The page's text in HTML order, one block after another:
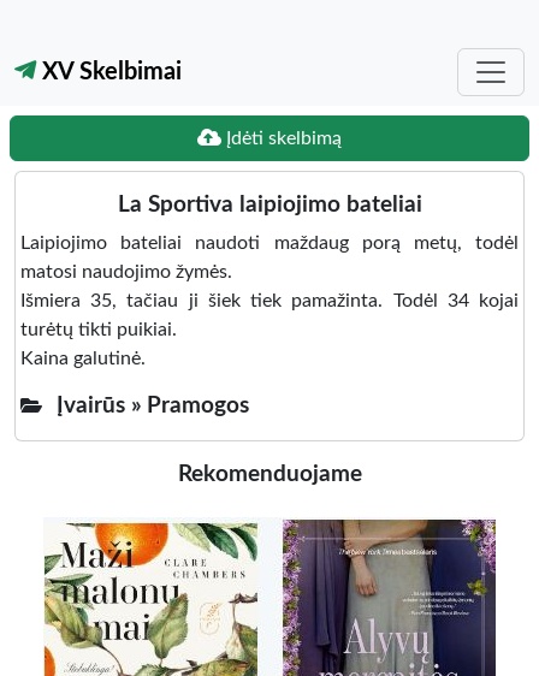
XV Skelbimai
Įdėti skelbimą
La Sportiva laipiojimo bateliai
Laipiojimo bateliai naudoti maždaug porą metų, todėl
matosi naudojimo žymės.
Išmiera 35, tačiau ji šiek tiek pamažinta. Todėl 34 kojai
turėtų tikti puikiai.
Kaina galutinė.
Įvairūs » Pramogos
Rekomenduojame